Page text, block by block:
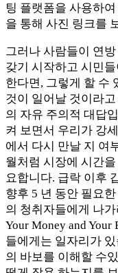
팅 플랫폼을 사용하
을 통해 사진 링크를
그러나 사람들이 연
갖기 시작하고 시민
한다면, 그렇게 할 수
것이 일어날 것이라
의 자유 주의적 대답
켜 보면서 우리가 강
에서 다시 만날 지 여
월처럼 시장에 시간
요합니다. 급락 이후
향후 5 년 동안 필요
의 청취자들에게 나
Your Money and
들에게는 일자리가
의 바보를 이해할 수